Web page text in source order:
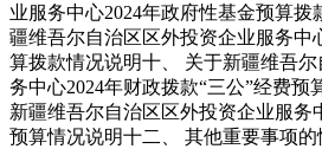
业服务中心2024年政府性基金预算拨
疆维吾尔自治区区外投资企业服务中
算拨款情况说明十、 关于新疆维吾
务中心2024年财政拨款“三公”经费预
新疆维吾尔自治区区外投资企业服务
预算情况说明十二、 其他重要事项的